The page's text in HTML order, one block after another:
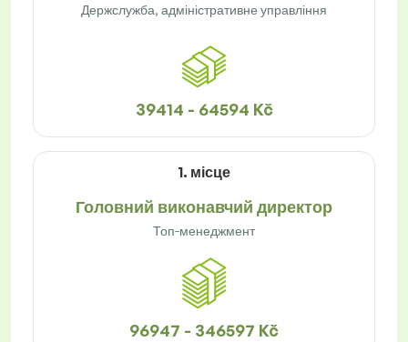
Держслужба, адміністративне управління
39414 - 64594 Kč
1. місце
Головний виконавчий директор
Топ-менеджмент
96947 - 346597 Kč